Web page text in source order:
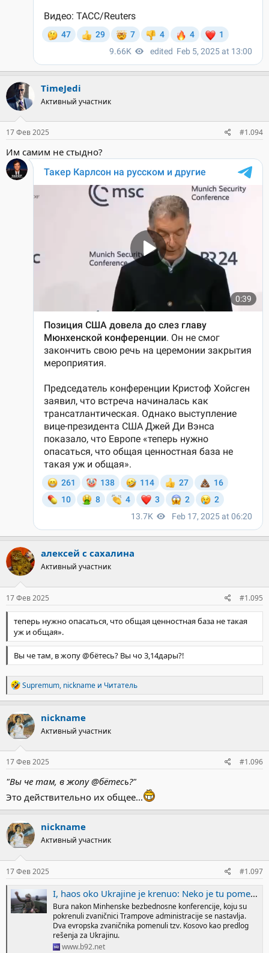
TimeJedi
Активный участник
17 Фев 2025 #1.094
Им самим не стыдно?
алексей с сахалина
Активный участник
17 Фев 2025 #1.095
теперь нужно опасаться, что общая ценностная база не такая
уж и общая».
Вы че там, в жопу @бëтесь? Вы чо 3,14дары?!
Р
е
а
к
ц
и
и
:
Supremum, nickname и Читатель
nickname
Активный участник
17 Фев 2025 #1.096
"Вы че там, в жопу @бëтесь?"
Это действительно их общее...
nickname
Активный участник
17 Фев 2025 #1.097
I, haos oko Ukrajine je krenuo: Neko je tu pomenuo i tzv. Kosovo
Bura nakon Minhenske bezbednosne konferencije, koju su
pokrenuli zvaničnici Trampove administracije se nastavlja.
Dva evropska zvaničnika pomenuli tzv. Kosovo kao predlog
rešenja za Ukrajinu.
www.b92.net